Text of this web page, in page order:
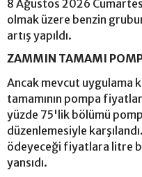
8 Ağustos 2026
olmak üzere benzin
artış yapıldı.
ZAMMIN TAMAMI
Ancak mevcut uygulama
tamamının pompa
yüzde 75'lik bölümü
düzenlemesiyle
ödeyeceği fiyatlara litre
yansıdı.